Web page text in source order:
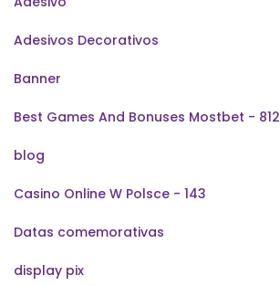
Adesivos Decorativos
Banner
Best Games And Bonuses Mostbet - 812
blog
Casino Online W Polsce - 143
Datas comemorativas
display pix